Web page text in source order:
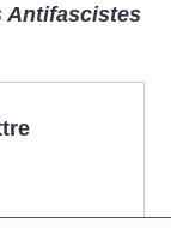
Antifascistes